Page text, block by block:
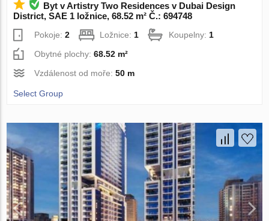
Byt v Artistry Two Residences v Dubai Design
District, SAE 1 ložnice, 68.52 m² Č.: 694748
Pokoje:2 Ložnice:1 Koupelny:1
Obytné plochy:68.52 m²
Vzdálenost od moře:50 m
Select Group